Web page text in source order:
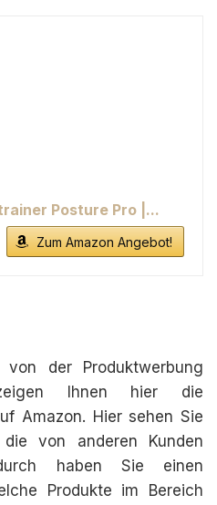
Posture Pro |...
Zum Amazon Angebot!
der Produktwerbung
Ihnen hier die
Amazon. Hier sehen Sie
von anderen Kunden
haben Sie einen
Produkte im Bereich